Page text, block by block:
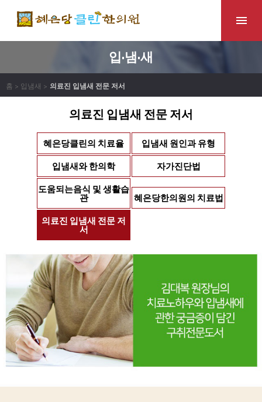
입·냄·새
홈 > 입냄새 > 의료진 입냄새 전문 저서
의료진 입냄새 전문 저서
혜은당클린의 치료율
입냄새 원인과 유형
입냄새와 한의학
자가진단법
도움되는음식 및 생활습
관
혜은당한의원의 치료법
의료진 입냄새 전문 저
서